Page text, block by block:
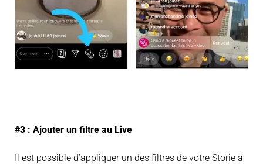
#3 : Ajouter un filtre au Live
Il est possible d’appliquer un des filtres de votre Storie à